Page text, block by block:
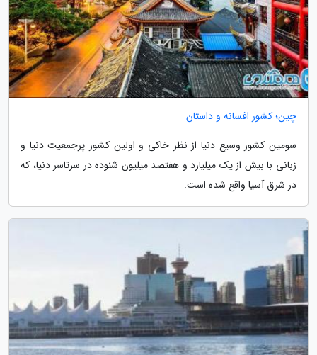
چین؛ کشور افسانه و داستان
سومین کشور وسیع دنیا از نظر خاکی و اولین کشور پرجمعیت دنیا و
زبانی با بیش از یک میلیارد و هفتصد میلیون شنوده در سرتاسر دنیا، که
در شرق آسیا واقع شده است.